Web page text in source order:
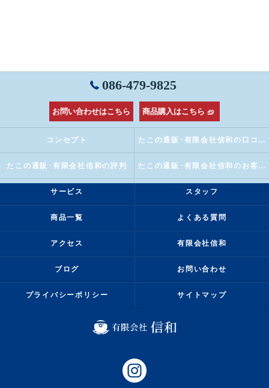
086-479-9825
お問い合わせはこちら 商品購入はこちら
コンセプト たこの通販･有限会社信和の口コミ情報
たこの通販･有限会社信和の評判 たこの通販･有限会社信和のお客様の声
サービス スタッフ
商品一覧 よくある質問
アクセス 有限会社信和
ブログ お問い合わせ
プライバシーポリシー サイトマップ